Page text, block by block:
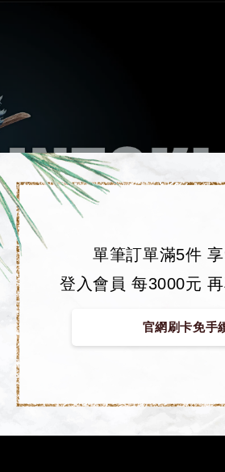
單筆訂單滿5件
登入會員 每3000元
官網刷卡免手